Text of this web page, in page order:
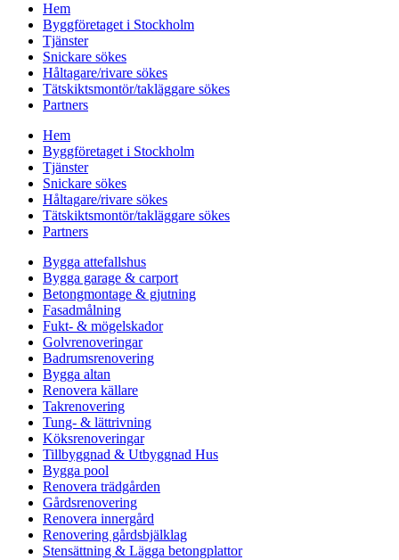
Hem
Byggföretaget i Stockholm
Tjänster
Snickare sökes
Håltagare/rivare sökes
Tätskiktsmontör/takläggare sökes
Partners
Hem
Byggföretaget i Stockholm
Tjänster
Snickare sökes
Håltagare/rivare sökes
Tätskiktsmontör/takläggare sökes
Partners
Bygga attefallshus
Bygga garage & carport
Betongmontage & gjutning
Fasadmålning
Fukt- & mögelskador
Golvrenoveringar
Badrumsrenovering
Bygga altan
Renovera källare
Takrenovering
Tung- & lättrivning
Köksrenoveringar
Tillbyggnad & Utbyggnad Hus
Bygga pool
Renovera trädgården
Gårdsrenovering
Renovera innergård
Renovering gårdsbjälklag
Stensättning & Lägga betongplattor